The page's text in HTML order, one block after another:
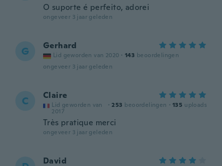
O suporte é perfeito, adorei
ongeveer 3 jaar geleden
G Gerhard
Lid geworden van 2020 · 143 beoordelingen
ongeveer 3 jaar geleden
C Claire
Lid geworden van
2017
· 253 beoordelingen · 135 uploads
Très pratique merci
ongeveer 3 jaar geleden
David